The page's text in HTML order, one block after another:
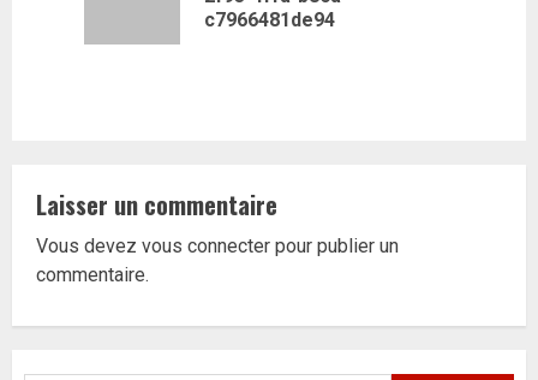
c7966481de94
Laisser un commentaire
Vous devez vous connecter pour publier un
commentaire.